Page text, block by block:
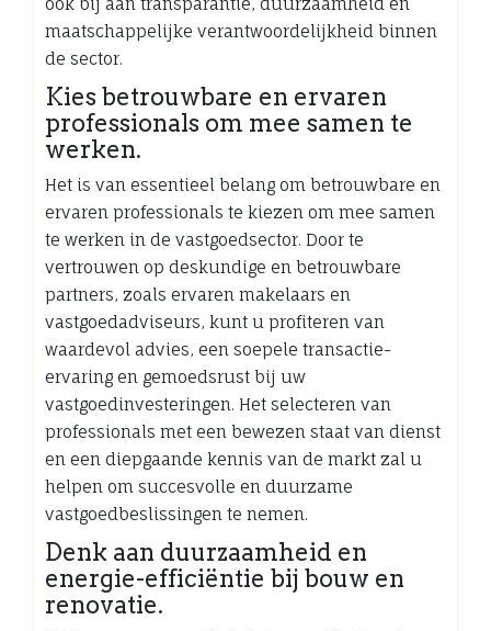
maatschappelijke verantwoordelijkheid binnen
de sector.
Kies betrouwbare en ervaren
professionals om mee samen te
werken.
Het is van essentieel belang om betrouwbare en
ervaren professionals te kiezen om mee samen
te werken in de vastgoedsector. Door te
vertrouwen op deskundige en betrouwbare
partners, zoals ervaren makelaars en
vastgoedadviseurs, kunt u profiteren van
waardevol advies, een soepele transactie-
ervaring en gemoedsrust bij uw
vastgoedinvesteringen. Het selecteren van
professionals met een bewezen staat van dienst
en een diepgaande kennis van de markt zal u
helpen om succesvolle en duurzame
vastgoedbeslissingen te nemen.
Denk aan duurzaamheid en
energie-efficiëntie bij bouw en
renovatie.